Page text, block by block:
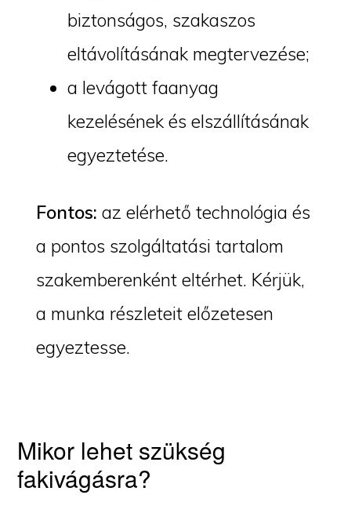
biztonságos, szakaszos
eltávolításának megtervezése;
a levágott faanyag
kezelésének és elszállításának
egyeztetése.
Fontos: az elérhető technológia és
a pontos szolgáltatási tartalom
szakemberenként eltérhet. Kérjük,
a munka részleteit előzetesen
egyeztesse.
Mikor lehet szükség
fakivágásra?